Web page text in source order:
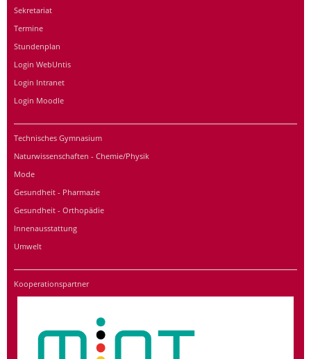
Sekretariat
Termine
Stundenplan
Login WebUntis
Login Intranet
Login Moodle
Technisches Gymnasium
Naturwissenschaften - Chemie/Physik
Mode
Gesundheit - Pharmazie
Gesundheit - Orthopädie
Innenausstattung
Umwelt
Kooperationspartner